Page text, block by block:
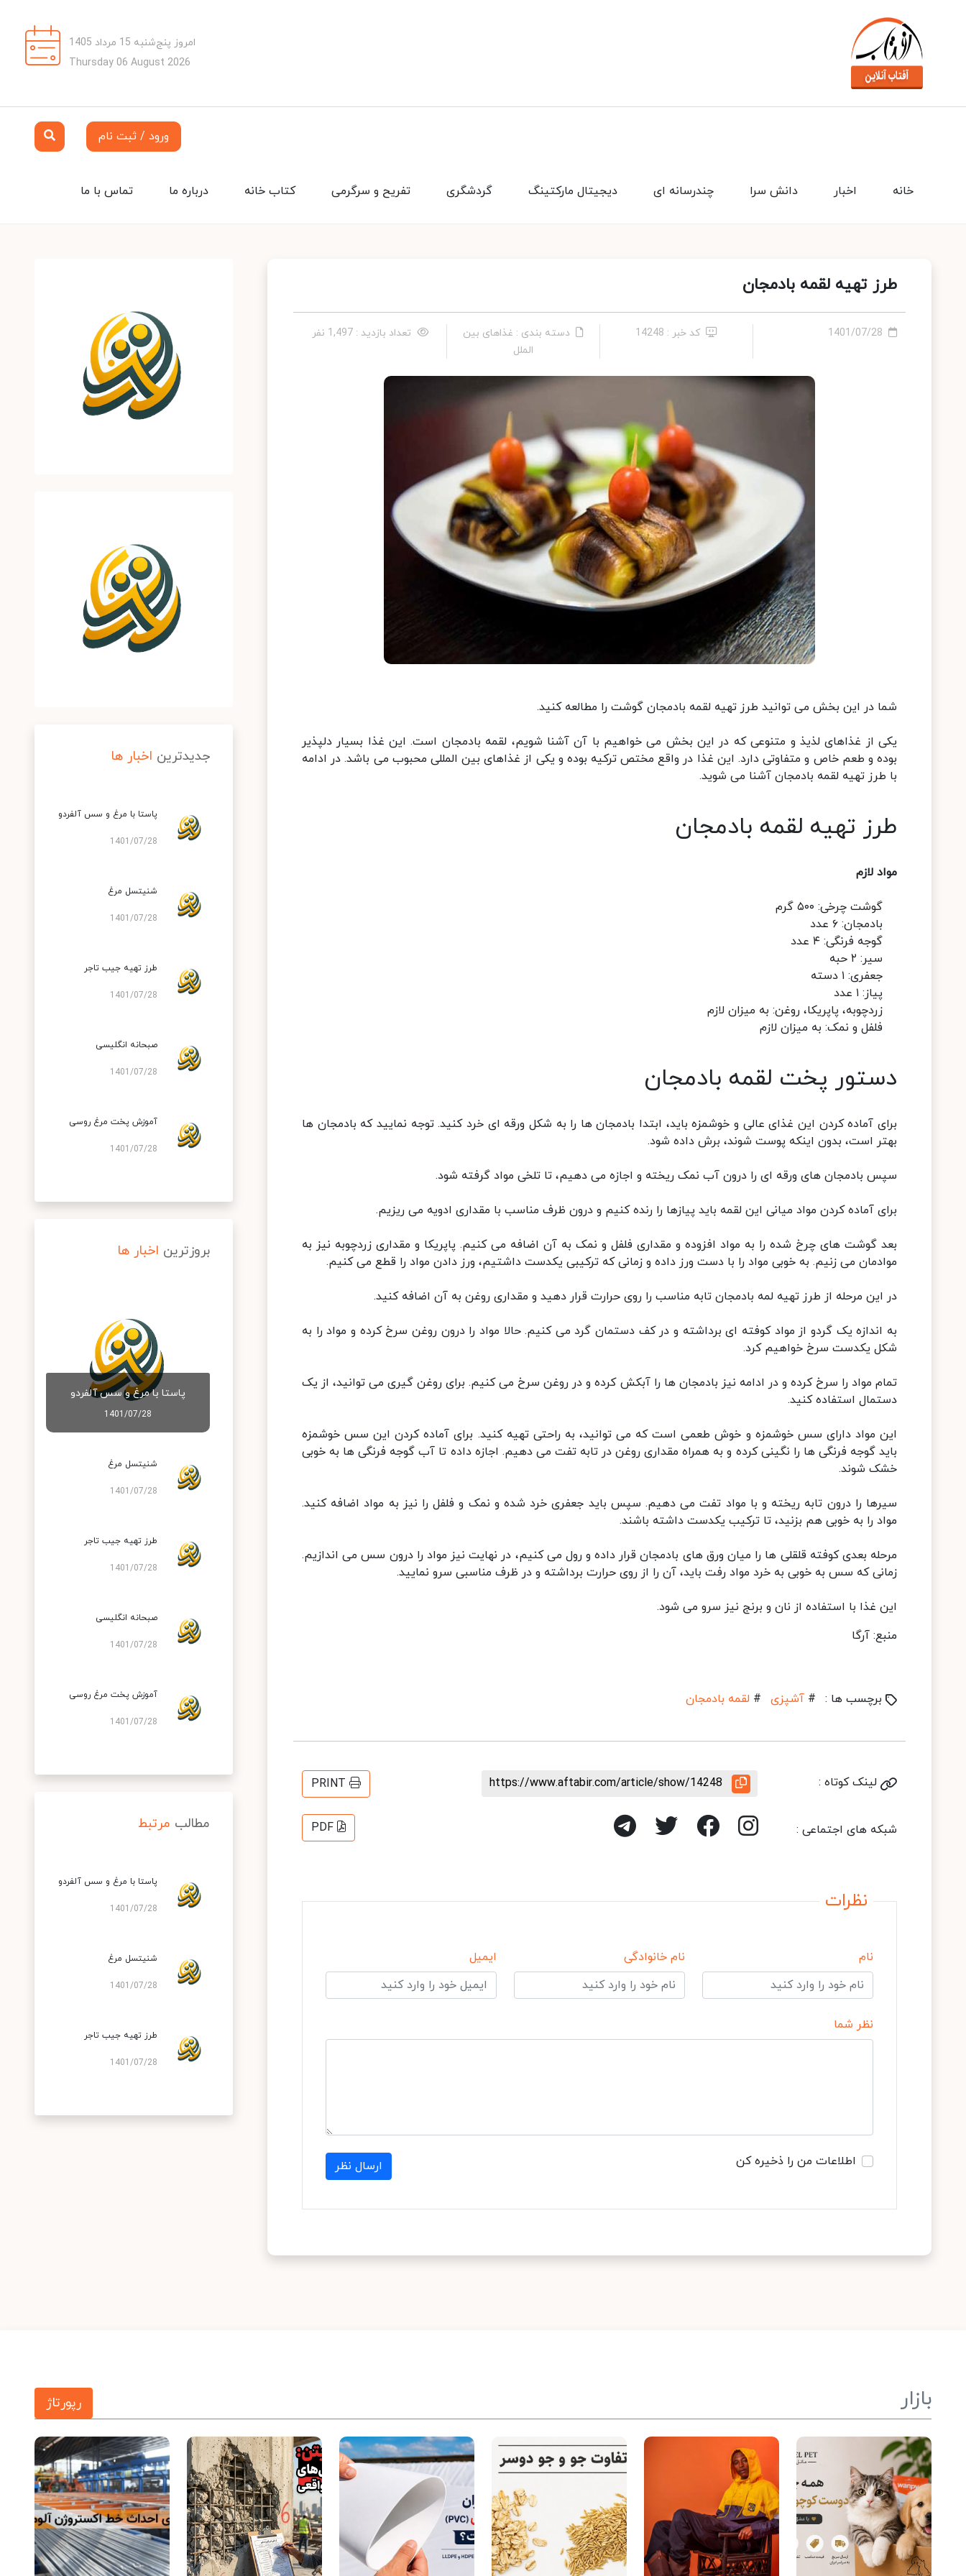
امروز پنج‌شنبه 15 مرداد 1405
Thursday 06 August 2026
ورود / ثبت نام
تماس با ما درباره ما کتاب خانه تفریح و سرگرمی گردشگری دیجیتال مارکتینگ چندرسانه ای دانش سرا اخبار خانه
طرز تهیه لقمه بادمجان
1401/07/28 کد خبر : 14248
دسته بندی : غذاهای بین
الملل
تعداد بازدید : 1,497 نفر
شما در این بخش می توانید طرز تهیه لقمه بادمجان گوشت را مطالعه کنید.
یکی از غذاهای لذیذ و متنوعی که در این بخش می خواهیم با آن آشنا شویم، لقمه بادمجان است. این غذا بسیار دلپذیر
بوده و طعم خاص و متفاوتی دارد. این غذا در واقع مختص ترکیه بوده و یکی از غذاهای بین المللی محبوب می باشد. در ادامه
با طرز تهیه لقمه بادمجان آشنا می شوید.
طرز تهیه لقمه بادمجان
مواد لازم
گوشت چرخی: ۵۰۰ گرم
بادمجان: ۶ عدد
گوجه فرنگی: ۴ عدد
سیر: ۲ حبه
جعفری: ۱ دسته
پیاز: ۱ عدد
زردچوبه، پاپریکا، روغن: به میزان لازم
فلفل و نمک: به میزان لازم
دستور پخت لقمه بادمجان
برای آماده کردن این غذای عالی و خوشمزه باید، ابتدا بادمجان ها را به شکل ورقه ای خرد کنید. توجه نمایید که بادمجان ها
بهتر است، بدون اینکه پوست شوند، برش داده شود.
سپس بادمجان های ورقه ای را درون آب نمک ریخته و اجازه می دهیم، تا تلخی مواد گرفته شود.
برای آماده کردن مواد میانی این لقمه باید پیازها را رنده کنیم و درون ظرف مناسب با مقداری ادویه می ریزیم.
بعد گوشت های چرخ شده را به مواد افزوده و مقداری فلفل و نمک به آن اضافه می کنیم. پاپریکا و مقداری زردچوبه نیز به
موادمان می زنیم. به خوبی مواد را با دست ورز داده و زمانی که ترکیبی یکدست داشتیم، ورز دادن مواد را قطع می کنیم.
در این مرحله از طرز تهیه لمه بادمجان تابه مناسب را روی حرارت قرار دهید و مقداری روغن به آن اضافه کنید.
به اندازه یک گردو از مواد کوفته ای برداشته و در کف دستمان گرد می کنیم. حالا مواد را درون روغن سرخ کرده و مواد را به
شکل یکدست سرخ خواهیم کرد.
تمام مواد را سرخ کرده و در ادامه نیز بادمجان ها را آبکش کرده و در روغن سرخ می کنیم. برای روغن گیری می توانید، از یک
دستمال استفاده کنید.
این مواد دارای سس خوشمزه و خوش طعمی است که می توانید، به راحتی تهیه کنید. برای آماده کردن این سس خوشمزه
باید گوجه فرنگی ها را نگینی کرده و به همراه مقداری روغن در تابه تفت می دهیم. اجازه داده تا آب گوجه فرنگی ها به خوبی
خشک شوند.
سیرها را درون تابه ریخته و با مواد تفت می دهیم. سپس باید جعفری خرد شده و نمک و فلفل را نیز به مواد اضافه کنید.
مواد را به خوبی هم بزنید، تا ترکیب یکدست داشته باشند.
مرحله بعدی کوفته قلقلی ها را میان ورق های بادمجان قرار داده و رول می کنیم، در نهایت نیز مواد را درون سس می اندازیم.
زمانی که سس به خوبی به خرد مواد رفت باید، آن را از روی حرارت برداشته و در ظرف مناسبی سرو نمایید.
این غذا با استفاده از نان و برنج نیز سرو می شود.
منبع: آرگا
برچسب ها : # آشپزی # لقمه بادمجان
لینک کوتاه : https://www.aftabir.com/article/show/14248
PRINT
شبکه های اجتماعی : PDF
نظرات
نام نام خانوادگی ایمیل
نظر شما
اطلاعات من را ذخیره کن ارسال نظر
جدیدترین اخبار ها
پاستا با مرغ و سس آلفردو
1401/07/28
شنیتسل مرغ
1401/07/28
طرز تهیه جیب تاجر
1401/07/28
صبحانه انگلیسی
1401/07/28
آموزش پخت مرغ روسی
1401/07/28
بروزترین اخبار ها
پاستا با مرغ و سس آلفردو
1401/07/28
شنیتسل مرغ
1401/07/28
طرز تهیه جیب تاجر
1401/07/28
صبحانه انگلیسی
1401/07/28
آموزش پخت مرغ روسی
1401/07/28
مطالب مرتبط
پاستا با مرغ و سس آلفردو
1401/07/28
شنیتسل مرغ
1401/07/28
طرز تهیه جیب تاجر
1401/07/28
بازار رپورتاژ